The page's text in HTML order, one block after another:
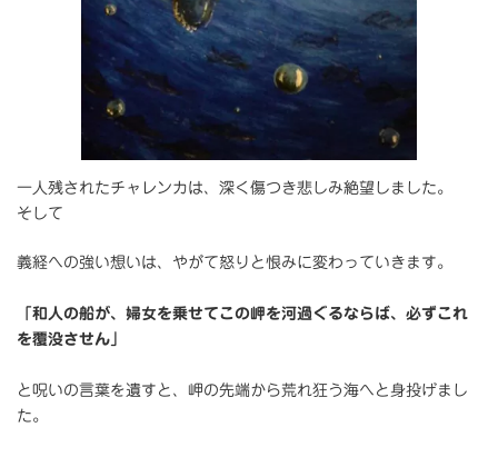
一人残されたチャレンカは、深く傷つき悲しみ絶望しました。
そして
義経への強い想いは、やがて怒りと恨みに変わっていきます。
「和人の船が、婦女を乗せてこの岬を河過ぐるならば、必ずこれ
を覆没させん」
と呪いの言葉を遺すと、岬の先端から荒れ狂う海へと身投げまし
た。